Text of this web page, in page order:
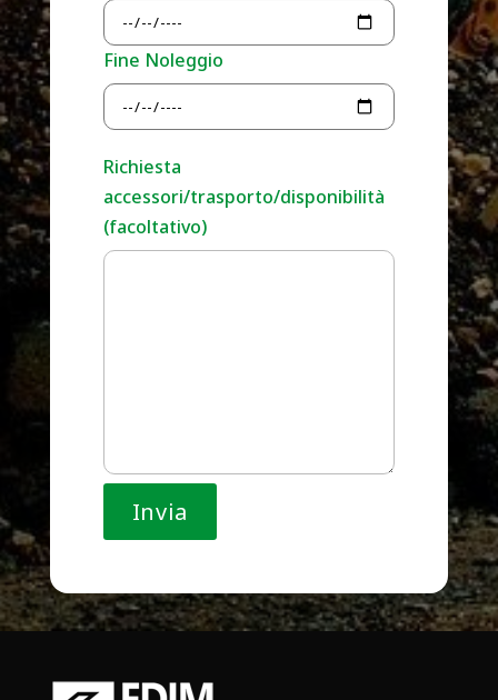
Fine Noleggio
Richiesta
accessori/trasporto/disponibilità
(facoltativo)